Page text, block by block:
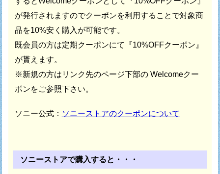
が発行されますのでクーポンを利用することで対象商
品を10%安く購入が可能です。
既会員の方は定期クーポンにて『10%OFFクーポン』
が貰えます。
※新規の方はリンク先のページ下部の Welcomeクー
ポンをご参照下さい。
ソニー公式： ソニーストアのクーポンについて
ソニーストアで購入すると・・・